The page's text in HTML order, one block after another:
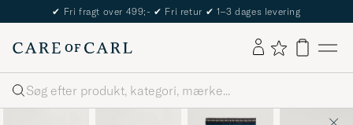
✔ Fri fragt over 499;- ✔ Fri retur ✔ 1–3 dages levering
Søg